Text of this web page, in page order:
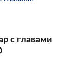
с главами